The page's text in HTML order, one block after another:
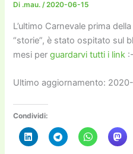
Di .mau./2020-06-15
L’ultimo Carnevale prima
“storie”, è stato ospitato sul
mesi perguardarvi tutti i link
Ultimo aggiornamento:
Condividi: